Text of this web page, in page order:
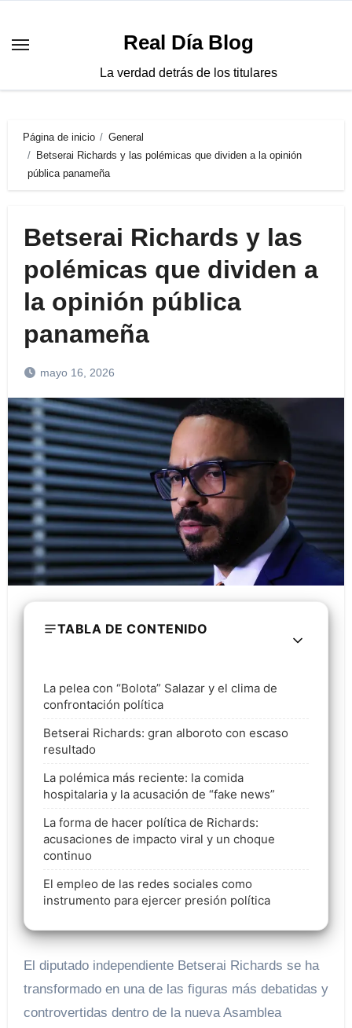
contenido
Real Día Blog
La verdad detrás de los titulares
Página de inicio
General
Betserai Richards y las polémicas que dividen a la opinión
pública panameña
Betserai Richards y las
polémicas que dividen a
la opinión pública
panameña
mayo 16, 2026
TABLA DE CONTENIDO
La pelea con “Bolota” Salazar y el clima de
confrontación política
Betserai Richards: gran alboroto con escaso
resultado
La polémica más reciente: la comida
hospitalaria y la acusación de “fake news”
La forma de hacer política de Richards:
acusaciones de impacto viral y un choque
continuo
El empleo de las redes sociales como
instrumento para ejercer presión política
El diputado independiente Betserai Richards se ha
transformado en una de las figuras más debatidas y
controvertidas dentro de la nueva Asamblea